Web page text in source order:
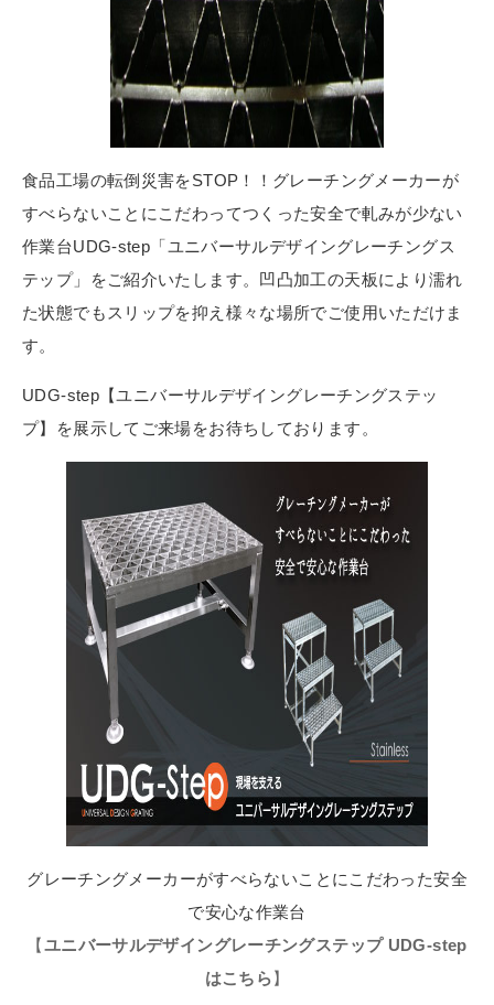
食品工場の転倒災害をSTOP！！グレーチングメーカーが
すべらないことにこだわってつくった安全で軋みが少ない
作業台UDG-step「ユニバーサルデザイングレーチングス
テップ」をご紹介いたします。凹凸加工の天板により濡れ
た状態でもスリップを抑え様々な場所でご使用いただけま
す。
UDG-step【ユニバーサルデザイングレーチングステッ
プ】を展示してご来場をお待ちしております。
グレーチングメーカーがすべらないことにこだわった安全
で安心な作業台
【ユニバーサルデザイングレーチングステップ UDG-step
はこちら】